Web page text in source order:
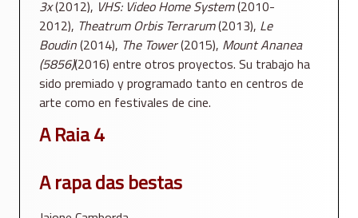
3x(2012), VHS: Video Home System(2010-
2012), Theatrum Orbis Terrarum(2013), Le
Boudin(2014), The Tower(2015), Mount Ananea
(5856)(2016) entre otros proyectos. Su trabajo ha
sido premiado y programado tanto en centros de
arte como en festivales de cine.
A Raia 4
A rapa das bestas